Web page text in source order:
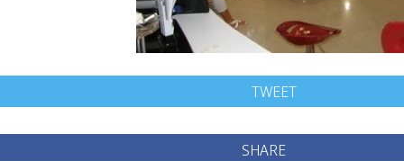
TWEET
SHARE